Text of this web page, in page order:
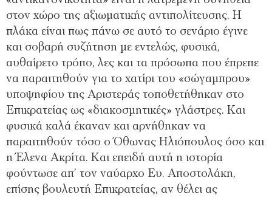
στον χώρο της αξιωματικής αντιπολίτευσης. Η
πλάκα είναι πως πάνω σε αυτό το σενάριο έγινε
και σοβαρή συζήτηση με εντελώς, φυσικά,
αυθαίρετο τρόπο, λες και τα πρόσωπα που έπρεπε
να παραιτηθούν για το χατίρι του «σώγαμπρου»
υποψηφίου της Αριστεράς τοποθετήθηκαν στο
Επικρατείας ως «διακοσμητικές» γλάστρες. Και
φυσικά καλά έκαναν και αρνήθηκαν να
παραιτηθούν τόσο ο Όθωνας Ηλιόπουλος όσο και
η Έλενα Ακρίτα. Και επειδή αυτή η ιστορία
φούντωσε απ’ τον ναύαρχο Ευ. Αποστολάκη,
επίσης βουλευτή Επικρατείας, αν θέλει ας